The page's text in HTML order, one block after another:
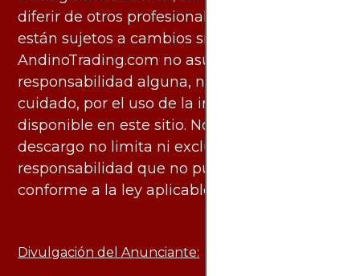
diferir de otros profesionales calificados y
están sujetos a cambios sin previo aviso.
AndinoTrading.com no asume
responsabilidad alguna, ni deber de
cuidado, por el uso de la información
disponible en este sitio. No obstante, este
descargo no limita ni excluye ninguna
responsabilidad que no pueda ser excluida
conforme a la ley aplicable.
Divulgación del Anunciante: